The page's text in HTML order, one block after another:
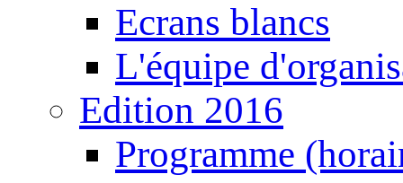
Ecrans blancs
L'équipe
Edition 2016
Programme